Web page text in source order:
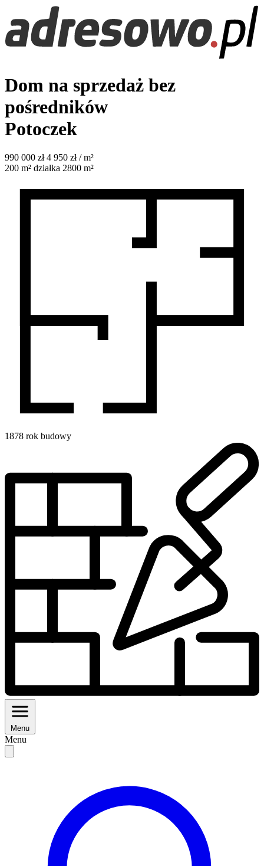
Dom na sprzedaż bez
pośredników
Potoczek
990 000 zł 4 950 zł / m²
200 m² działka 2800 m²
1878 rok budowy
Menu
Menu